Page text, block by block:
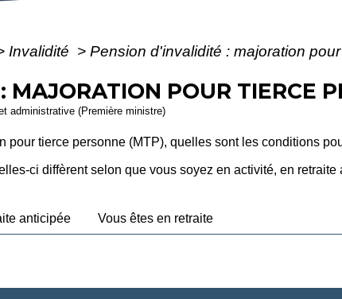
Invalidité > Pension d'invalidité : majoration
MAJORATION POUR TIERCE
administrative (Première ministre)
pour tierce personne (MTP), quelles sont les conditions
ci diffèrent selon que vous soyez en activité, en retraite
anticipée Vous êtes en retraite